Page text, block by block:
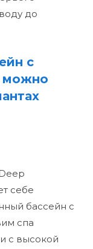
до
с
можно
себе
бассейн с
спа
с высокой